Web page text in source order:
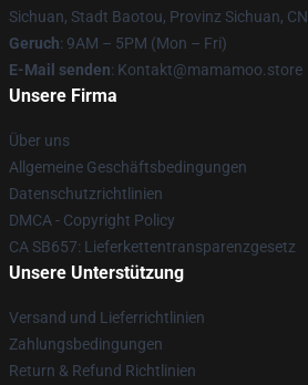
Sichuan, Stadt Baotou, Provinz Sichuan, CN
Geruch: 9AM – 5PM (Mon – Fri)
E-Mail senden: Kontakt@mamamoo.store
Unsere Firma
Über uns
Allgemeine Geschäftsbedingungen
Datenschutzrichtlinien
DMCA - Copyright Policy
CA SB657: Lieferkettentransparenzgesetz
Unsere Unterstützung
Versand und Lieferrichtlinien
Zahlungsbedingungen
Return & Refund Richtlinien